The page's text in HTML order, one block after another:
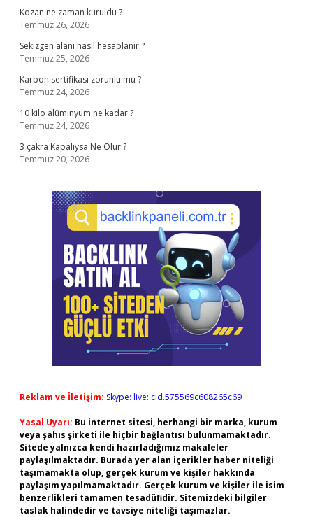
Kozan ne zaman kuruldu ?
Temmuz 26, 2026
Sekizgen alanı nasıl hesaplanır ?
Temmuz 25, 2026
Karbon sertifikası zorunlu mu ?
Temmuz 24, 2026
10 kilo alüminyum ne kadar ?
Temmuz 24, 2026
3 çakra Kapalıysa Ne Olur ?
Temmuz 20, 2026
Reklam ve İletişim: Skype: live:.cid.575569c608265c69
Yasal Uyarı: Bu internet sitesi, herhangi bir marka, kurum
veya şahıs şirketi ile hiçbir bağlantısı bulunmamaktadır.
Sitede yalnızca kendi hazırladığımız makaleler
paylaşılmaktadır. Burada yer alan içerikler haber niteliği
taşımamakta olup, gerçek kurum ve kişiler hakkında
paylaşım yapılmamaktadır. Gerçek kurum ve kişiler ile isim
benzerlikleri tamamen tesadüfidir. Sitemizdeki bilgiler
taslak halindedir ve tavsiye niteliği taşımazlar.